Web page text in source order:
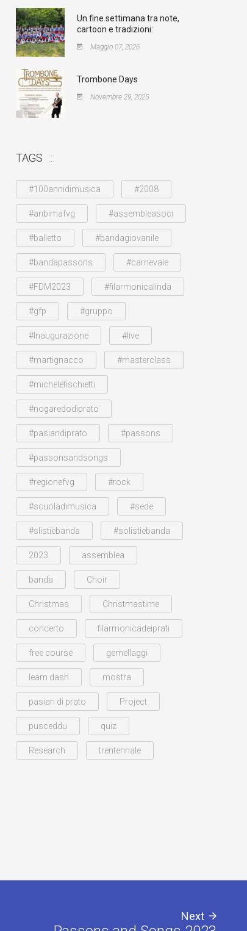
Next
Un fine settimana tra note,
cartoon e tradizioni:
Maggio 07, 2026
Trombone Days
Novembre 29, 2025
TAGS
#100annidimusica #2008
#anbimafvg #assembleasoci
#balletto #bandagiovanile
#bandapassons #carnevale
#FDM2023 #filarmonicalinda
#gfp #gruppo
#Inaugurazione #live
#martignacco #masterclass
#michelefischietti
#nogaredodiprato
#pasiandiprato #passons
#passonsandsongs
#regionefvg #rock
#scuoladimusica #sede
#slistiebanda #solistiebanda
2023 assemblea
banda Choir
Christmas Christmastime
concerto filarmonicadeiprati
free course gemellaggi
learn dash mostra
pasian di prato Project
pusceddu quiz
Research trentennale